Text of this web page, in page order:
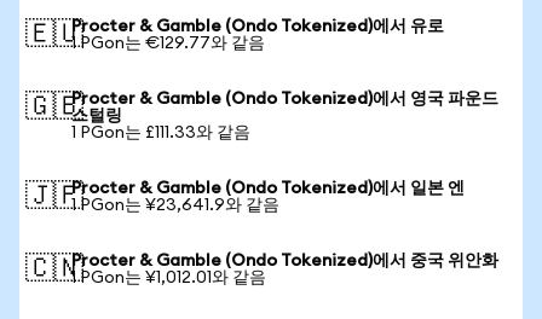
🇪🇺Procter & Gamble (Ondo Tokenized)에서 유로
1 PGon는 €129.77와 같음
🇬🇧Procter & Gamble (Ondo Tokenized)에서 영국 파운드
스털링
1 PGon는 £111.33와 같음
🇯🇵Procter & Gamble (Ondo Tokenized)에서 일본 엔
1 PGon는 ¥23,641.9와 같음
🇨🇳Procter & Gamble (Ondo Tokenized)에서 중국 위안화
1 PGon는 ¥1,012.01와 같음